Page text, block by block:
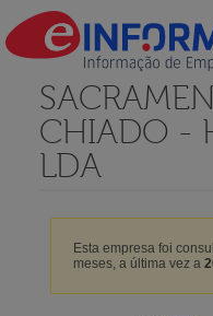
CHIADO -
LDA
Esta empresa foi
meses, a última vez a